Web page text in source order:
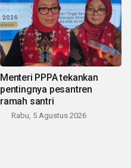
Menteri PPPA tekankan
pentingnya pesantren
ramah santri
Rabu, 5 Agustus 2026